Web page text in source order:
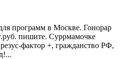
программ в Москве. Гонорар
пишите. Суррмамочке
фактор +, гражданство РФ,